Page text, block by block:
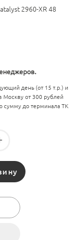
2960-XR 48
день (от 15 т.р.) и
Москву от 300 рублей
сумму до терминала ТК